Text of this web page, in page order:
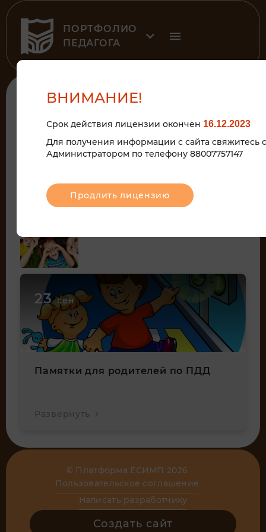
ПОРТФОЛИО
ПЕДАГОГА
МАТЕРИАЛЫ ДЛЯ
РОДИТЕЛЕЙ
и многое другое в помощь родителям.
23 сен
Памятки для родителей по ПДД
Развернуть
© Платформа ЕСИМП 2026
Пользовательское соглашение
Написать разработчику
Создать сайт
ВНИМАНИЕ!
Срок действия лицензии окончен 16.12.2023
Для получения информации с сайта свяжитесь с
Администратором по телефону 88007757147
Продлить лицензию